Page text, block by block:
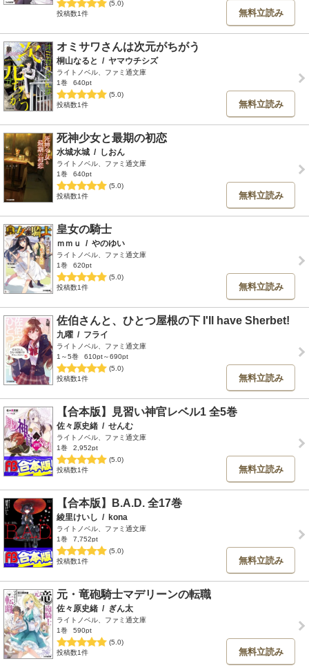
(5.0)
投稿数1件
無料立読み
オミサワさんは次元がちがう
桐山なると / ヤマウチシズ
ライトノベル、ファミ通文庫
1巻
640pt
(5.0)
投稿数1件
無料立読み
死神少女と最期の初恋
水城水城 / しおん
ライトノベル、ファミ通文庫
1巻
640pt
(5.0)
投稿数1件
無料立読み
皇女の騎士
ｍｍｕ / やのゆい
ライトノベル、ファミ通文庫
1巻
620pt
(5.0)
投稿数1件
無料立読み
佐伯さんと、ひとつ屋根の下 I'll have Sherbet!
九曜 / フライ
ライトノベル、ファミ通文庫
1～5巻
610pt～690pt
(5.0)
投稿数1件
無料立読み
【合本版】見習い神官レベル1 全5巻
佐々原史緒 / せんむ
ライトノベル、ファミ通文庫
1巻
2,952pt
(5.0)
投稿数1件
無料立読み
【合本版】B.A.D. 全17巻
綾里けいし / kona
ライトノベル、ファミ通文庫
1巻
7,752pt
(5.0)
投稿数1件
無料立読み
元・竜砲騎士マデリーンの転職
佐々原史緒 / ぎん太
ライトノベル、ファミ通文庫
1巻
590pt
(5.0)
投稿数1件
無料立読み